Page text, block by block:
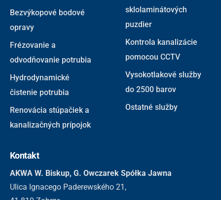
Bezvýkopové bodové
opravy
Frézovanie a
odvodňovanie potrubia
Hydrodynamické
čistenie potrubia
Renovácia stúpačiek a
kanalizačných prípojok
sklolaminátových
puzdier
Kontrola kanalizácie
pomocou CCTV
Vysokotlakové služby
do 2500 barov
Ostatné služby
Kontakt
AKWA W. Biskup, G. Owczarek Spółka Jawna
Ulica Ignacego Paderewského 21,